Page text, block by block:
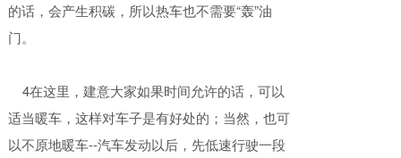
抢险救援车
光伏清洗车
的话，会产生积碳，所以热车也不需要“轰”油
门。
4在这里，建意大家如果时间允许的话，可以
适当暖车，这样对车子是有好处的；当然，也可
以不原地暖车--汽车发动以后，先低速行驶一段